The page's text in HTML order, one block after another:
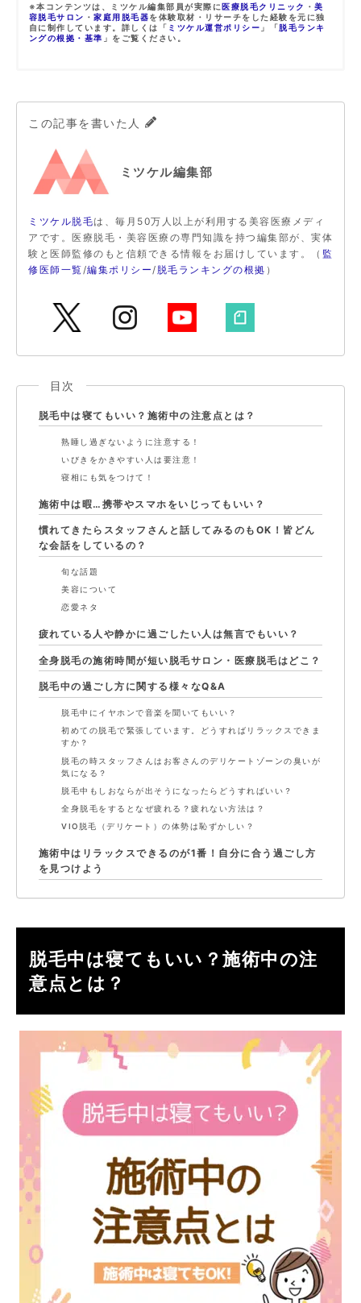
※本コンテンツは、ミツケル編集部員が実際に医療脱毛クリニック ・美
容脱毛サロン ・家庭用脱毛器を体験取材・リサーチをした経験を元に独
自に制作しています。詳しくは「 ミツケル運営ポリシー 」「脱毛ランキ
ングの根拠・基準 」をご覧ください。
この記事を書いた人
ミツケル編集部
ミツケル脱毛は、毎月50万人以上が利用する美容医療メディ
アです。医療脱毛・美容医療の専門知識を持つ編集部が、実体
験と医師監修のもと信頼できる情報をお届けしています。（ 監
修医師一覧/編集ポリシー/ 脱毛ランキングの根拠 ）
目次
脱毛中は寝てもいい？施術中の注意点とは？
熟睡し過ぎないように注意する！
いびきをかきやすい人は要注意！
寝相にも気をつけて！
施術中は暇…携帯やスマホをいじってもいい？
慣れてきたらスタッフさんと話してみるのもOK！皆どん
な会話をしているの？
旬な話題
美容について
恋愛ネタ
疲れている人や静かに過ごしたい人は無言でもいい？
全身脱毛の施術時間が短い脱毛サロン・医療脱毛はどこ？
脱毛中の過ごし方に関する様々なQ&A
脱毛中にイヤホンで音楽を聞いてもいい？
初めての脱毛で緊張しています。どうすればリラックスできま
すか？
脱毛の時スタッフさんはお客さんのデリケートゾーンの臭いが
気になる？
脱毛中もしおならが出そうになったらどうすればいい？
全身脱毛をするとなぜ疲れる？疲れない方法は？
VIO脱毛（デリケート）の体勢は恥ずかしい？
施術中はリラックスできるのが1番！自分に合う過ごし方
を見つけよう
脱毛中は寝てもいい？施術中の注
意点とは？